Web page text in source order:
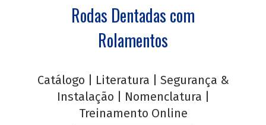
Rodas Dentadas com
Rolamentos
Catálogo Literatura
Segurança &
Instalação
Nomenclatura
Treinamento Online